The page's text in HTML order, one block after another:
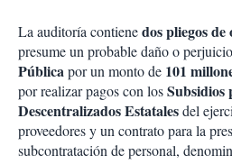
La auditoría contienedos pliegos de
presume un probable daño o
Públicapor un monto de 101
por realizar pagos con losSubsidios
Descentralizados Estatalesdel
proveedores y un contrato para la
subcontratación de personal,